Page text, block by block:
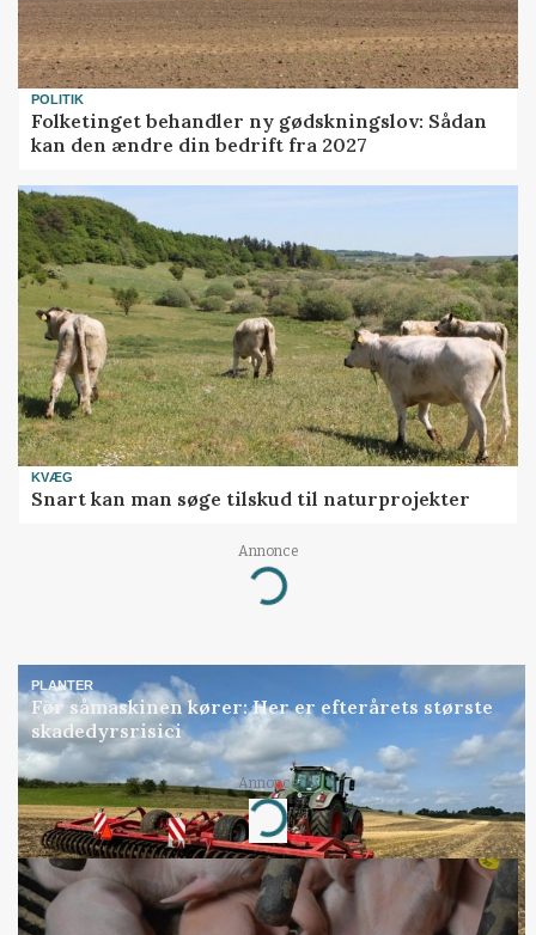
POLITIK
Folketinget behandler ny gødskningslov: Sådan
kan den ændre din bedrift fra 2027
KVÆG
Snart kan man søge tilskud til naturprojekter
Annonce
Loading...
PLANTER
Før såmaskinen kører: Her er efterårets største
skadedyrsrisici
Annonce
Loading...